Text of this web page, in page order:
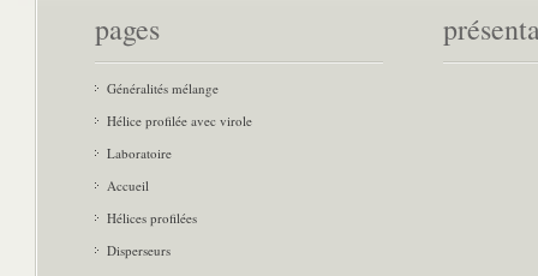
pages
Généralités mélange
Hélice profilée avec virole
Laboratoire
Accueil
Hélices profilées
Disperseurs